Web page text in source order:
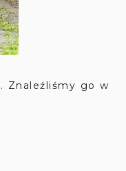
. Znaleźliśmy go w